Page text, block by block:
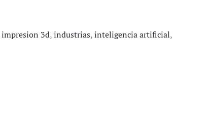
impresion 3d,industrias,inteligencia artificial,